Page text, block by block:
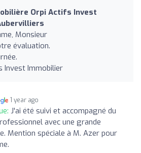
Orpi Actifs Invest
Monsieur
évaluation.
Invest Immobilier
1 year ago
J'ai été suivi et accompagné du
avec une grande
Mention spéciale à M. Azer pour